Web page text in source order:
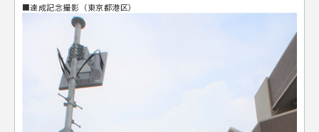
■達成記念撮影（東京都港区）